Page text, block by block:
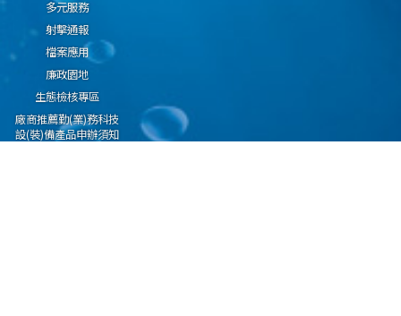
多元服務
射擊通報
檔案應用
廉政園地
生態檢核專區
廠商推薦勤(業)務科技
設(裝)備產品申辦須知